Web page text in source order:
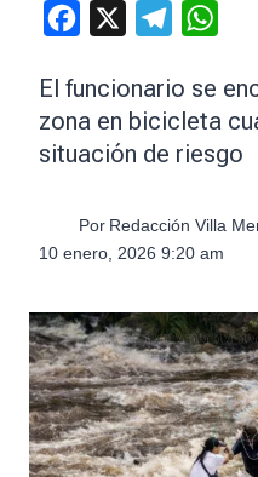
Facebook Telegram
El funcionario se
zona en bicicleta
situación de riesgo
Por Redacción Villa
10 enero, 2026 9:20 am